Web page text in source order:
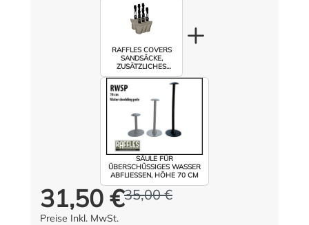
RAFFLES COVERS
SANDSÄCKE,
ZUSÄTZLICHES
GEWICHT GEGEN
WEGWEHEN IHRER
SCHUTZHÜLLE
ANZAHL: 6 / FARBE:
SÄULE FÜR
ÜBERSCHÜSSIGES WASSER
ABFLIESSEN, HÖHE 70 CM
Statt:
35,00 €(10% gespart)
Preis für alle:
31,50 €
Preise Inkl. MwSt.